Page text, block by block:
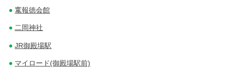
竃報徳会館
二岡神社
JR御殿場駅
マイロード(御殿場駅前)